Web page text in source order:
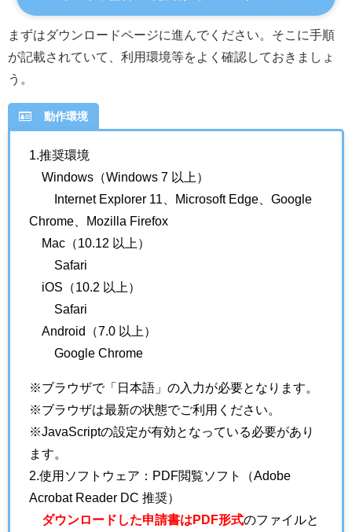
まずはダウンロードページに進んでください。そこに手順
が記載されていて、利用環境等をよく確認しておきましょ
う。
動作環境
1.推奨環境
Windows（Windows 7 以上）
Internet Explorer 11、Microsoft Edge、Google
Chrome、Mozilla Firefox
Mac（10.12 以上）
Safari
iOS（10.2 以上）
Safari
Android（7.0 以上）
Google Chrome
※ブラウザで「日本語」の入力が必要となります。
※ブラウザは最新の状態でご利用ください。
※JavaScriptの設定が有効となっている必要があり
ます。
2.使用ソフトウェア：PDF閲覧ソフト（Adobe
Acrobat Reader DC 推奨）
ダウンロードした申請書はPDF形式のファイルと